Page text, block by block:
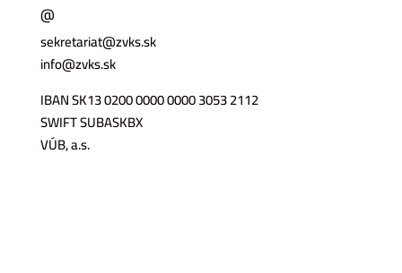
@
sekretariat@zvks.sk
info@zvks.sk
IBAN SK13 0200 0000 0000 3053 2112
SWIFT SUBASKBX
VÚB, a.s.